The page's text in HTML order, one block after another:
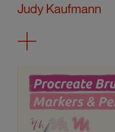
Judy Kaufmann